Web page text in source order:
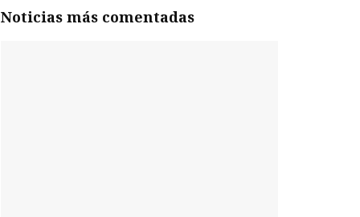
Noticias más comentadas